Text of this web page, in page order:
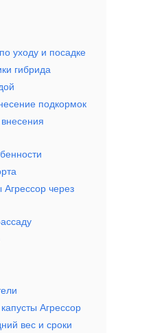
уходу и посадке
гибрида
подкормок
через
Агрессор
вес и сроки